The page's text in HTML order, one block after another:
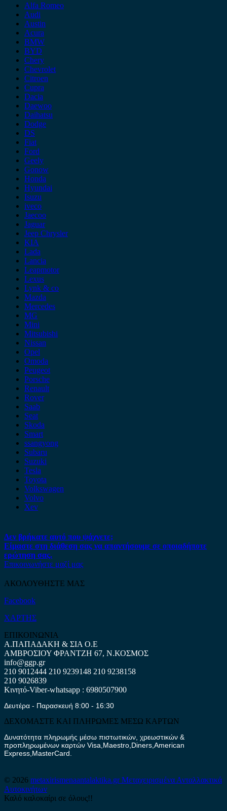
Alfa Romeo
Audi
Austin
Acura
BMW
BYD
Chery
Chevrolet
Citroen
Cupra
Dacia
Daewoo
Daihatsu
Dodge
DS
Fiat
Ford
Geely
Gonow
Honda
Hyundai
Isuzu
iveco
Jaecoo
Jaguar
Jeep Chrysler
KIA
Lada
Lancia
Leapmotor
Lexus
Lynk & co
Mazda
Mercedes
MG
Mini
Mitsubishi
Nissan
Opel
Omoda
Peugeot
Porsche
Renault
Rover
Saab
Seat
Skoda
Smart
ssangyong
Subaru
Suzuki
Tesla
Toyota
Volkswagen
Volvo
Xev
Δεν βρήκατε αυτό που ψάχνετε;
Είμαστε στη διάθεση σας να απαντήσουμε σε οποιαδήποτε
ερώτηση σας.
Επικοινωνήστε μαζί μας
ΑΚΟΛΟΥΘΗΣΤΕ ΜΑΣ
Facebook
ΧΑΡΤΗΣ
ΕΠΙΚΟΙΝΩΝΙΑ
Α.ΠΑΠΑΔΑΚΗ & ΣΙΑ Ο.Ε
ΑΜΒΡΟΣΙΟΥ ΦΡΑΝΤΖΗ 67, Ν.ΚΟΣΜΟΣ
info@ggp.gr
210 9012444 210 9239148 210 9238158
210 9026839
Κινητό-Viber-whatsapp : 6980507900
Δευτέρα - Παρασκευή 8:00 - 16:30
ΔΕΧΟΜΑΣΤΕ ΚΑΙ ΠΛΗΡΩΜΕΣ ΜΕΣΩ ΚΑΡΤΩΝ
Δυνατότητα πληρωμής μέσω πιστωτικών, χρεωστικών &
προπληρωμένων καρτών Visa,Maestro,Diners,American
Express,MasterCard.
© 2026 metaxirismenaantalaktika.grΜεταχειρισμένα Ανταλλακτικά
Αυτοκινήτων
Καλό καλοκαίρι σε όλους!!